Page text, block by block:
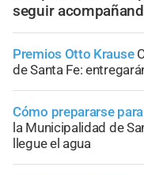
seguir
Premios Otto Krause
de Santa Fe:
Cómo prepararse
la Municipalidad de
llegue el agua